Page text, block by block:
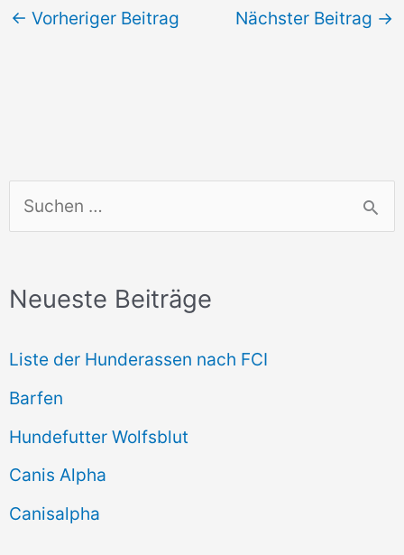
u
h
n
n
a
c
h
Neueste Beiträge
Liste der Hunderassen nach FCI
Barfen
Hundefutter Wolfsblut
Canis Alpha
Canisalpha
← Vorheriger Beitrag Nächster Beitrag →